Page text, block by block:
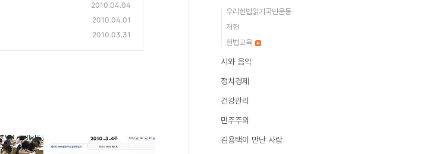
2010.04.04
2010.04.01
2010.03.31
우리헌법읽기국민운동
개헌
헌법교육
시와 음악
정치경제
건강관리
민주주의
김용택이 만난 사람